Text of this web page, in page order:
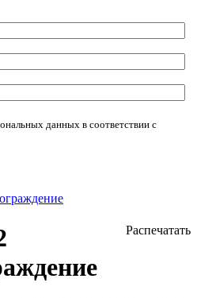
данных в соответствии с
Распечатать